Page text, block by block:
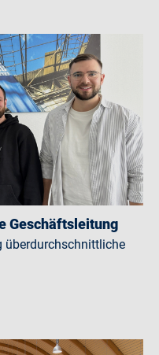
Geschäftsleitung
überdurchschnittliche